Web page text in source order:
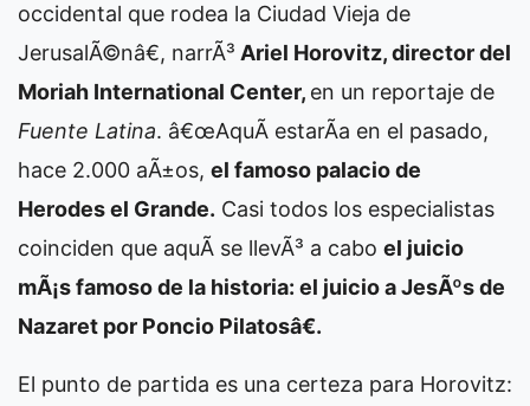
occidental que rodea la Ciudad Vieja de
JerusalÃ©nâ€, narrÃ³ Ariel Horovitz, director del
Moriah International Center, en un reportaje de
Fuente Latina. â€œAquÃ­ estarÃ­a en el pasado,
hace 2.000 aÃ±os, el famoso palacio de
Herodes el Grande. Casi todos los especialistas
coinciden que aquÃ­ se llevÃ³ a cabo el juicio
mÃ¡s famoso de la historia: el juicio a JesÃºs de
Nazaret por Poncio Pilatosâ€.
El punto de partida es una certeza para Horovitz: